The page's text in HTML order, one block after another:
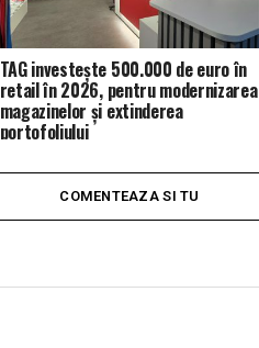
TAG investește 500.000 de euro în
retail în 2026, pentru modernizarea
magazinelor și extinderea
portofoliului
COMENTEAZA SI TU